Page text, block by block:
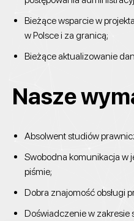
Bieżące wsparcie w
w Polsce i za granicą;
Bieżące aktualizowanie
Nasze
Absolwent studiów
Swobodna komunikacja w
piśmie;
Dobra znajomość obsługi
Doświadczenie w zakresie